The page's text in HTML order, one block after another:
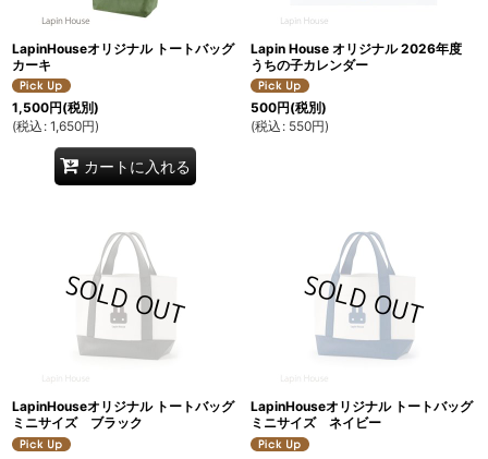
LapinHouseオリジナル トートバッグ
カーキ
1,500円(税別)
(税込 : 1,650円)
カートに入れる
Lapin House オリジナル 2026年度
うちの子カレンダー
500円(税別)
(税込 : 550円)
LapinHouseオリジナル トートバッグ
ミニサイズ ブラック
LapinHouseオリジナル トートバッグ
ミニサイズ ネイビー